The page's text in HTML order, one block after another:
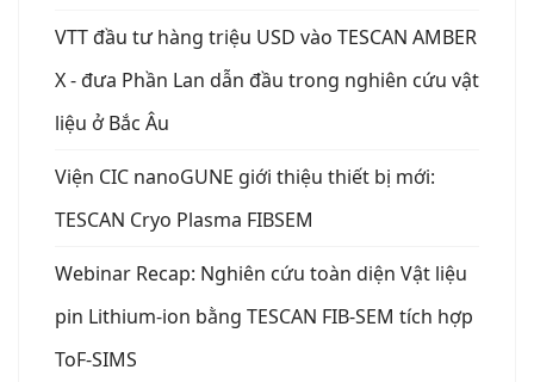
VTT đầu tư hàng triệu USD vào TESCAN AMBER
X - đưa Phần Lan dẫn đầu trong nghiên cứu vật
liệu ở Bắc Âu
Viện CIC nanoGUNE giới thiệu thiết bị mới:
TESCAN Cryo Plasma FIBSEM
Webinar Recap: Nghiên cứu toàn diện Vật liệu
pin Lithium-ion bằng TESCAN FIB-SEM tích hợp
ToF-SIMS